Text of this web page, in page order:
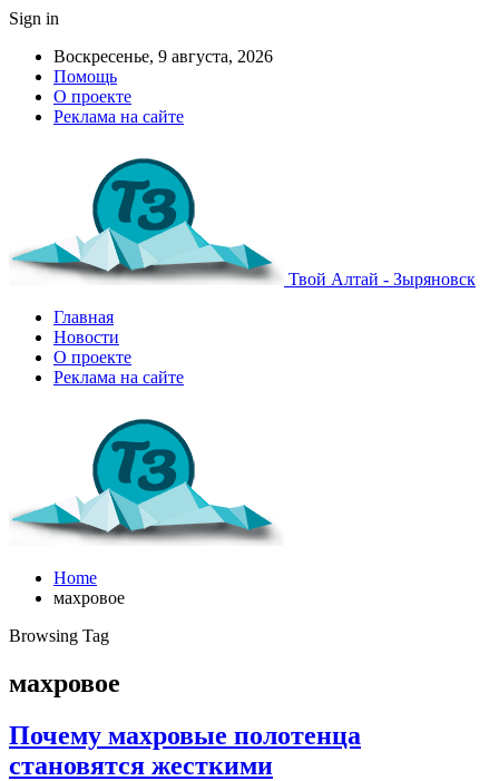
Sign in
Воскресенье, 9 августа, 2026
Помощь
О проекте
Реклама на сайте
Твой Алтай - Зыряновск
Главная
Новости
О проекте
Реклама на сайте
Home
махровое
Browsing Tag
махровое
Почему махровые полотенца
становятся жесткими